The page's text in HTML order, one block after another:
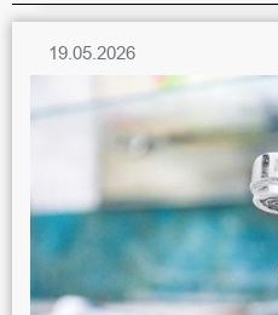
19.05.2026